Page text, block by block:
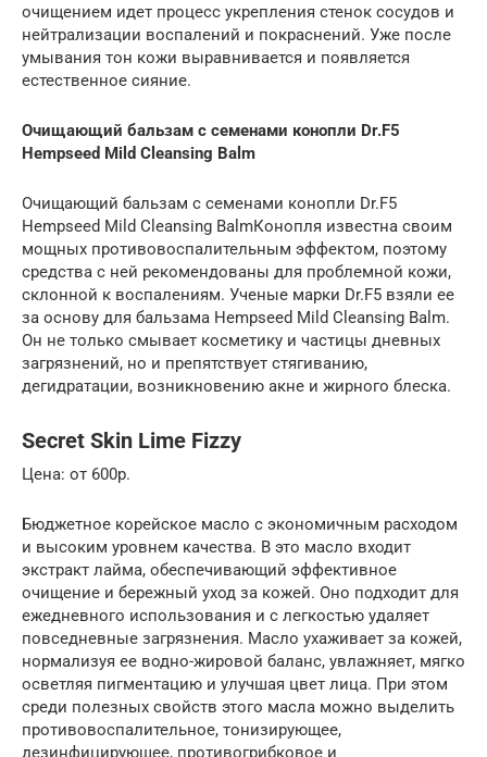
очищением идет процесс укрепления стенок сосудов и
нейтрализации воспалений и покраснений. Уже после
умывания тон кожи выравнивается и появляется
естественное сияние.
Очищающий бальзам с семенами конопли Dr.F5
Hempseed Mild Cleansing Balm
Очищающий бальзам с семенами конопли Dr.F5
Hempseed Mild Cleansing BalmКонопля известна своим
мощных противовоспалительным эффектом, поэтому
средства с ней рекомендованы для проблемной кожи,
склонной к воспалениям. Ученые марки Dr.F5 взяли ее
за основу для бальзама Hempseed Mild Cleansing Balm.
Он не только смывает косметику и частицы дневных
загрязнений, но и препятствует стягиванию,
дегидратации, возникновению акне и жирного блеска.
Secret Skin Lime Fizzy
Цена: от 600р.
Бюджетное корейское масло с экономичным расходом
и высоким уровнем качества. В это масло входит
экстракт лайма, обеспечивающий эффективное
очищение и бережный уход за кожей. Оно подходит для
ежедневного использования и с легкостью удаляет
повседневные загрязнения. Масло ухаживает за кожей,
нормализуя ее водно-жировой баланс, увлажняет, мягко
осветляя пигментацию и улучшая цвет лица. При этом
среди полезных свойств этого масла можно выделить
противовоспалительное, тонизирующее,
дезинфицирующее, противогрибковое и